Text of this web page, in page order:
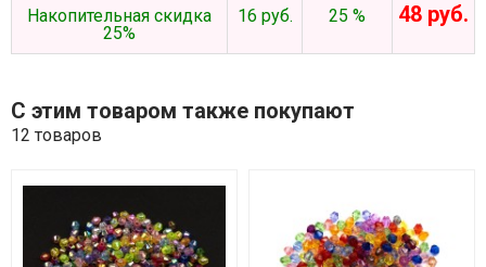
Накопительная скидка
25%
16 руб. 25 % 48 руб.
С этим товаром также покупают
12 товаров